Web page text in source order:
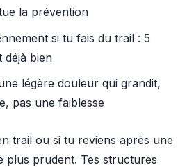
la prévention
si tu fais du trail : 5
déjà bien
légère douleur qui grandit,
pas une faiblesse
trail ou si tu reviens après une
plus prudent. Tes structures